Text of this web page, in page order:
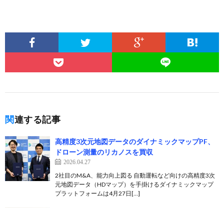
関連する記事
高精度3次元地図データのダイナミックマップPF、
ドローン測量のリカノスを買収
2026.04.27
2社目のM&A、能力向上図る 自動運転など向けの高精度3次
元地図データ（HDマップ）を手掛けるダイナミックマップ
プラットフォームは4月27日[…]